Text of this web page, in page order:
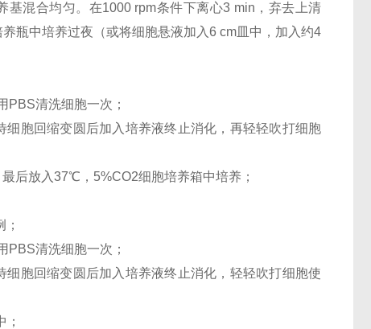
混合均匀。在1000 rpm条件下离心3 min，弃去上清
瓶中培养过夜（或将细胞悬液加入6 cm皿中，加入约4
PBS清洗细胞一次；
胞回缩变圆后加入培养液终止消化，再轻轻吹打细胞
后放入37℃，5%CO2细胞培养箱中培养；
PBS清洗细胞一次；
胞回缩变圆后加入培养液终止消化，轻轻吹打细胞使